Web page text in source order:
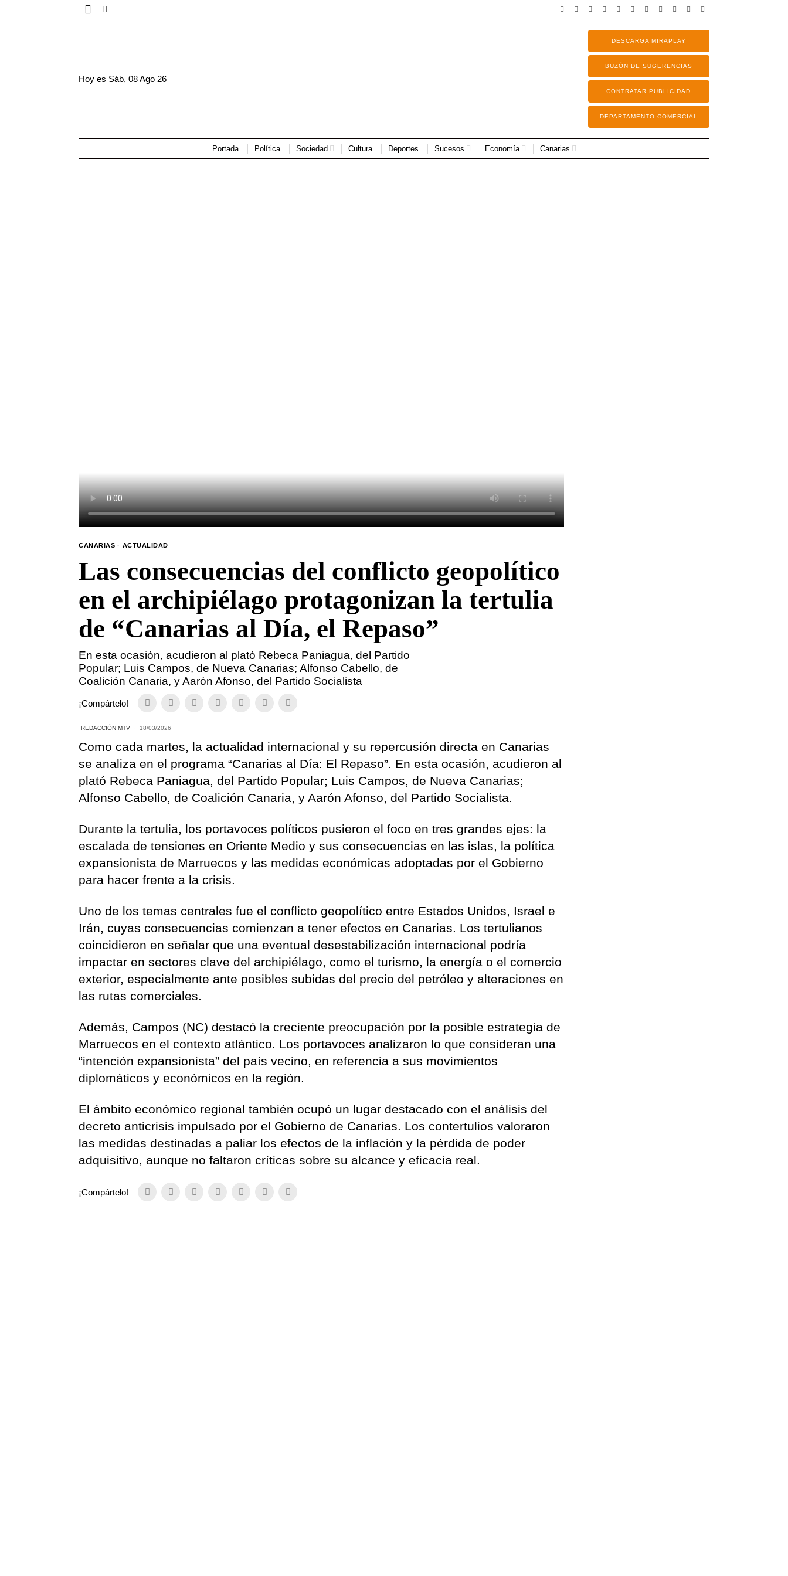
Hoy es Sáb, 08 Ago 26
DESCARGA MIRAPLAY
BUZÓN DE SUGERENCIAS
CONTRATAR PUBLICIDAD
DEPARTAMENTO COMERCIAL
Portada Política Sociedad Cultura Deportes Sucesos Economía Canarias
CANARIAS · ACTUALIDAD
Las consecuencias del conflicto geopolítico
en el archipiélago protagonizan la tertulia
de “Canarias al Día, el Repaso”
En esta ocasión, acudieron al plató Rebeca Paniagua, del Partido
Popular; Luis Campos, de Nueva Canarias; Alfonso Cabello, de
Coalición Canaria, y Aarón Afonso, del Partido Socialista
¡Compártelo!
REDACCIÓN MTV 18/03/2026
Como cada martes, la actualidad internacional y su repercusión directa en Canarias
se analiza en el programa “Canarias al Día: El Repaso”. En esta ocasión, acudieron al
plató Rebeca Paniagua, del Partido Popular; Luis Campos, de Nueva Canarias;
Alfonso Cabello, de Coalición Canaria, y Aarón Afonso, del Partido Socialista.
Durante la tertulia, los portavoces políticos pusieron el foco en tres grandes ejes: la
escalada de tensiones en Oriente Medio y sus consecuencias en las islas, la política
expansionista de Marruecos y las medidas económicas adoptadas por el Gobierno
para hacer frente a la crisis.
Uno de los temas centrales fue el conflicto geopolítico entre Estados Unidos, Israel e
Irán, cuyas consecuencias comienzan a tener efectos en Canarias. Los tertulianos
coincidieron en señalar que una eventual desestabilización internacional podría
impactar en sectores clave del archipiélago, como el turismo, la energía o el comercio
exterior, especialmente ante posibles subidas del precio del petróleo y alteraciones en
las rutas comerciales.
Además, Campos (NC) destacó la creciente preocupación por la posible estrategia de
Marruecos en el contexto atlántico. Los portavoces analizaron lo que consideran una
“intención expansionista” del país vecino, en referencia a sus movimientos
diplomáticos y económicos en la región.
El ámbito económico regional también ocupó un lugar destacado con el análisis del
decreto anticrisis impulsado por el Gobierno de Canarias. Los contertulios valoraron
las medidas destinadas a paliar los efectos de la inflación y la pérdida de poder
adquisitivo, aunque no faltaron críticas sobre su alcance y eficacia real.
¡Compártelo!